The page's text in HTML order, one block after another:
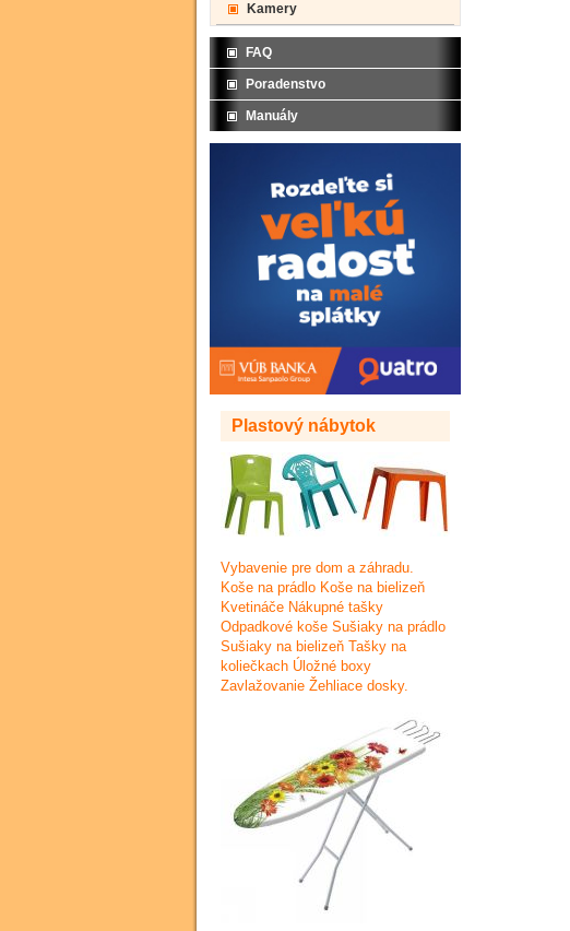
Kamery
FAQ
Poradenstvo
Manuály
Plastový nábytok
Vybavenie pre dom a záhradu.
Koše na prádlo Koše na bielizeň
Kvetináče Nákupné tašky
Odpadkové koše Sušiaky na prádlo
Sušiaky na bielizeň Tašky na
koliečkach Úložné boxy
Zavlažovanie Žehliace dosky.